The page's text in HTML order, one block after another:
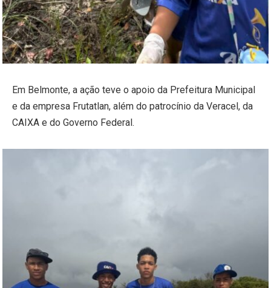
Em Belmonte, a ação teve o apoio da Prefeitura Municipal
e da empresa Frutatlan, além do patrocínio da Veracel, da
CAIXA e do Governo Federal.